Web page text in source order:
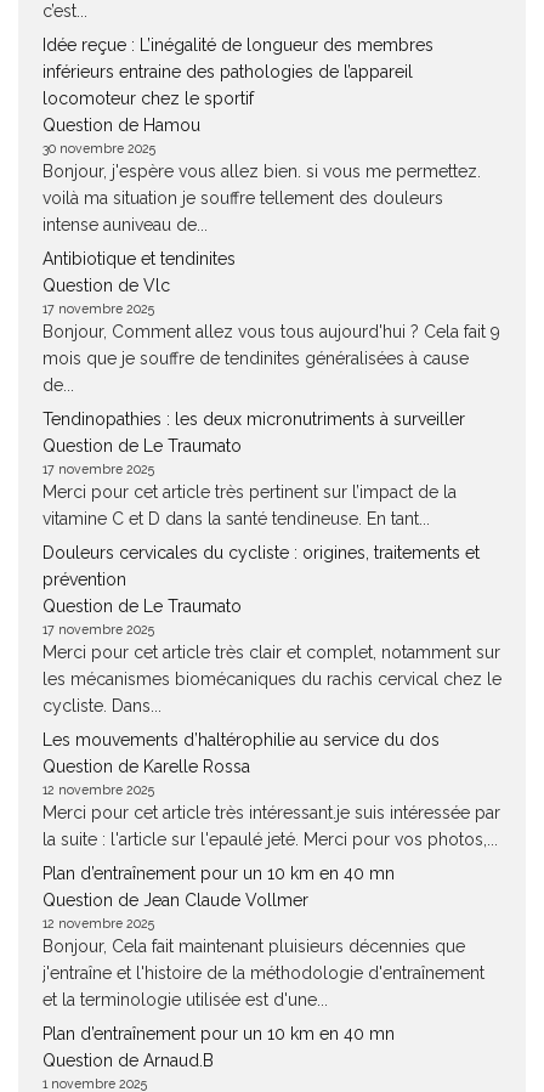
c’est...
Idée reçue : L’inégalité de longueur des membres
inférieurs entraine des pathologies de l’appareil
locomoteur chez le sportif
Question de Hamou
30 novembre 2025
Bonjour, j'espère vous allez bien. si vous me permettez.
voilà ma situation je souffre tellement des douleurs
intense auniveau de...
Antibiotique et tendinites
Question de Vlc
17 novembre 2025
Bonjour, Comment allez vous tous aujourd'hui ? Cela fait 9
mois que je souffre de tendinites généralisées à cause
de...
Tendinopathies : les deux micronutriments à surveiller
Question de Le Traumato
17 novembre 2025
Merci pour cet article très pertinent sur l’impact de la
vitamine C et D dans la santé tendineuse. En tant...
Douleurs cervicales du cycliste : origines, traitements et
prévention
Question de Le Traumato
17 novembre 2025
Merci pour cet article très clair et complet, notamment sur
les mécanismes biomécaniques du rachis cervical chez le
cycliste. Dans...
Les mouvements d’haltérophilie au service du dos
Question de Karelle Rossa
12 novembre 2025
Merci pour cet article très intéressant.je suis intéressée par
la suite : l'article sur l'epaulé jeté. Merci pour vos photos,...
Plan d’entraînement pour un 10 km en 40 mn
Question de Jean Claude Vollmer
12 novembre 2025
Bonjour, Cela fait maintenant pluisieurs décennies que
j'entraîne et l'histoire de la méthodologie d'entraînement
et la terminologie utilisée est d'une...
Plan d’entraînement pour un 10 km en 40 mn
Question de Arnaud.B
1 novembre 2025